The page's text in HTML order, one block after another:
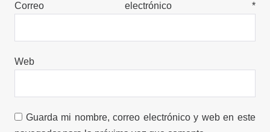
Correo electrónico *
Web
Guarda mi nombre, correo electrónico y web en este